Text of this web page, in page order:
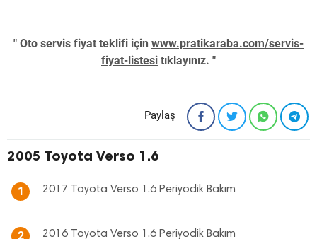
" Oto servis fiyat teklifi için www.pratikaraba.com/servis-
fiyat-listesi tıklayınız. "
Paylaş
2005 Toyota Verso 1.6
1 2017 Toyota Verso 1.6 Periyodik Bakım
2 2016 Toyota Verso 1.6 Periyodik Bakım